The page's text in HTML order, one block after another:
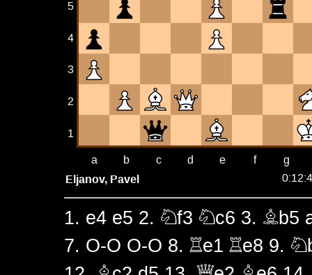
5
4
3
2
1
a
b c d e f g
Eljanov, Pavel
1. e4 e5 2. Nf3 Nc6 3. Bb5
7. O-O O-O 8. Re1 Re8 9.